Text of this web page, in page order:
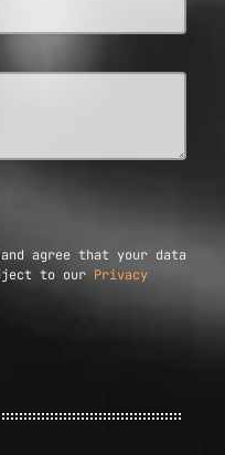
agree that your data
to our Privacy